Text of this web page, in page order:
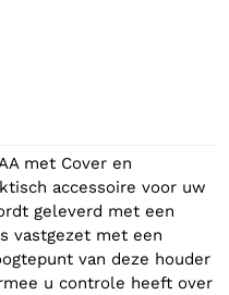
met Cover en
accessoire voor uw
geleverd met een
vastgezet met een
van deze houder
u controle heeft over